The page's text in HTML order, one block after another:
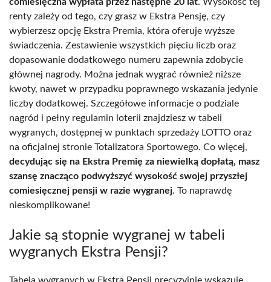
comiesięczna wypłata przez następne 20 lat. Wysokość tej
renty zależy od tego, czy grasz w Ekstra Pensję, czy
wybierzesz opcję Ekstra Premia, która oferuje wyższe
świadczenia. Zestawienie wszystkich pięciu liczb oraz
dopasowanie dodatkowego numeru zapewnia zdobycie
głównej nagrody. Można jednak wygrać również niższe
kwoty, nawet w przypadku poprawnego wskazania jedynie
liczby dodatkowej. Szczegółowe informacje o podziale
nagród i pełny regulamin loterii znajdziesz w tabeli
wygranych, dostępnej w punktach sprzedaży LOTTO oraz
na oficjalnej stronie Totalizatora Sportowego. Co więcej,
decydując się na Ekstra Premię za niewielką dopłatą, masz
szansę znacząco podwyższyć wysokość swojej przyszłej
comiesięcznej pensji w razie wygranej. To naprawdę
nieskomplikowane!
Jakie są stopnie wygranej w tabeli
wygranych Ekstra Pensji?